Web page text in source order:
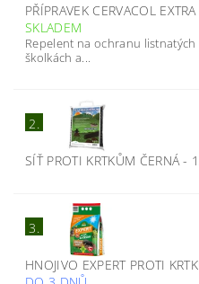
PŘÍPRAVEK CERVACOL
SKLADEM
Repelent na ochranu
školkách a...
2.
SÍŤ PROTI KRTKŮM ČERNÁ -
3.
HNOJIVO EXPERT PROTI